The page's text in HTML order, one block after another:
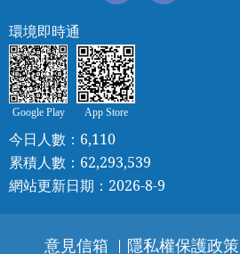
環境即時通
Google Play App Store
今日人數：6,110
累積人數：62,293,539
網站更新日期：2026-8-9
意見信箱 隱私權保護政策